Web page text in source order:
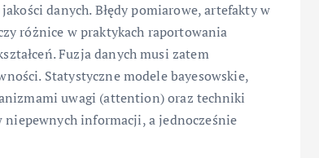
danych. Błędy pomiarowe, artefakty w
różnice w praktykach raportowania
Fuzja danych musi zatem
Statystyczne modele bayesowskie,
uwagi (attention) oraz techniki
niepewnych informacji, a jednocześnie